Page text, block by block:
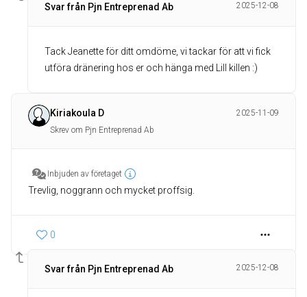
Svar från Pjn Entreprenad Ab 2025-12-08
Tack Jeanette för ditt omdöme, vi tackar för att vi fick
Kiriakoula D
2025-11-09
Skrev om Pjn Entreprenad Ab
Inbjuden av företaget
Trevlig, noggrann och mycket proffsig.
0
Svar från Pjn Entreprenad Ab 2025-12-08